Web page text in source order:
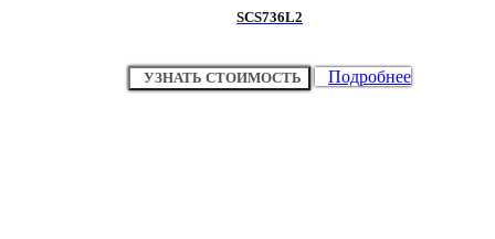
SCS736L2
УЗНАТЬ СТОИМОСТЬ Подробнее